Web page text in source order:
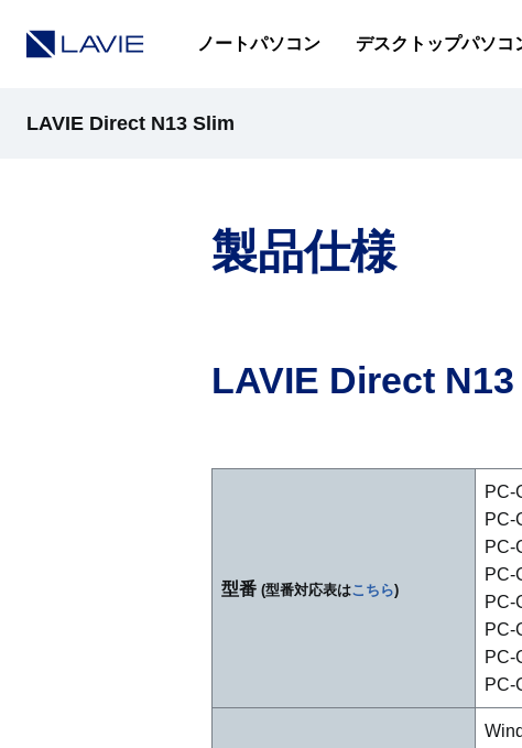
ノートパソコン デスクトップパソコ
LAVIE Direct N13 Slim
製品仕様
LAVIE Direct
型番 (型番対応表はこちら)
PC-
PC-
PC-
PC-
PC-
PC-
PC-
PC-